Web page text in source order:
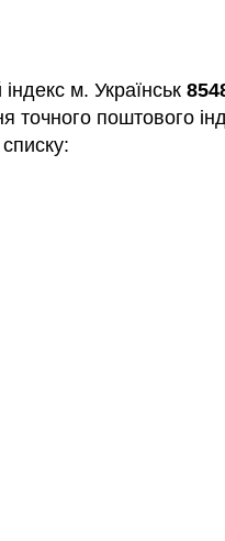
м. Українськ
точного поштового